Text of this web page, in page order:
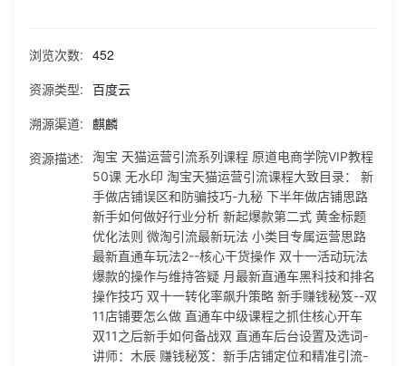
技巧-九秘 下半年做店铺思路 新手如何做好行业分析 新起爆款
第二式 黄金标题优化法则 微淘引流最新玩法 小类目专属运营
操作与维持答疑 月最新直通车黑科技和排名操作技巧 双十一
课程之抓住核心开车 双11之后新手如何备战双 直通车后台设
置及选词-讲师：木辰 赚钱秘笈：新手店铺定位和精准引流-七
铺深度分析 数据化运营带你重新认识 冬季选款的策略与方法
新无线端卡首屏 如何维护老客户再次变现 手淘首页爆款的补
院-12.18操作排名核心玩法提升访客2000多 原道商学院-12.1
5 直通车如何结合详情页打造爆款 原道商学院-12.13回归产
品，详情页信任元素 原道电商学院VIP课程 5.9 掌柜每天如何
操作店铺 学员分享 原道电商学院VIP课程 5.22 基础课程-分享
浏览次数: 452
资源类型: 百度云
溯源渠道: 麒麟
资源描述:
淘宝 天猫运营引流系列课程 原道电商学院VIP教程
50课 无水印 淘宝天猫运营引流课程大致目录： 新
手做店铺误区和防骗技巧-九秘 下半年做店铺思路
新手如何做好行业分析 新起爆款第二式 黄金标题
优化法则 微淘引流最新玩法 小类目专属运营思路
最新直通车玩法2--核心干货操作 双十一活动玩法
爆款的操作与维持答疑 月最新直通车黑科技和排名
操作技巧 双十一转化率飙升策略 新手赚钱秘笈--双
11店铺要怎么做 直通车中级课程之抓住核心开车
双11之后新手如何备战双 直通车后台设置及选词-
讲师：木辰 赚钱秘笈：新手店铺定位和精准引流-